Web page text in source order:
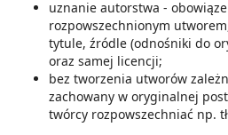
uznanie autorstwa -
rozpowszechnionym
tytule, źródle (odnośniki do
oraz samej licencji;
bez tworzenia utworów
zachowany w oryginalnej
twórcy rozpowszechniać np.